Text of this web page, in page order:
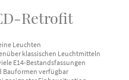
Retrofit
Leuchten
klassischen Leuchtmitteln
E14-Bestandsfassungen
Bauformen verfügbar